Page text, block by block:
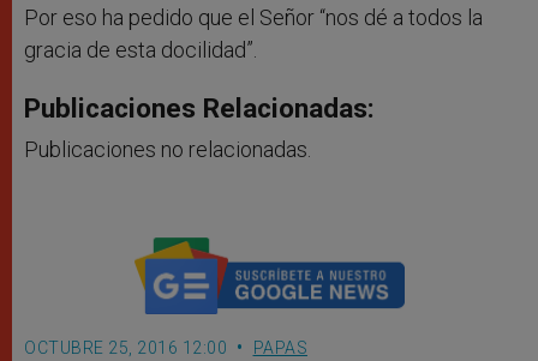
Por eso ha pedido que el Señor “nos dé a todos la
gracia de esta docilidad”.
Publicaciones Relacionadas:
Publicaciones no relacionadas.
OCTUBRE 25, 2016 12:00 PAPAS